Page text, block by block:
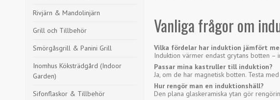
Rivjärn & Mandolinjärn
Grill och Tillbehör
Smörgåsgrill & Panini Grill
Inomhus Köksträdgård (Indoor
Garden)
Sifonflaskor & Tillbehör
Vanliga frågor om
Vilka fördelar har induktion jämfört
Induktion värmer endast grytans botten
Passar mina kastruller till induktion?
Ja, om de har magnetisk botten. Testa
Hur rengör man en induktionshäll?
Den plana glaskeramiska ytan gör